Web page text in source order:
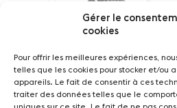
Gérer le
cookies
Pour offrir les meilleures expériences,
telles que les cookies pour stocker et/ou
appareils. Le fait de consentir à ces
traiter des données telles que le
ActualitésConcerts